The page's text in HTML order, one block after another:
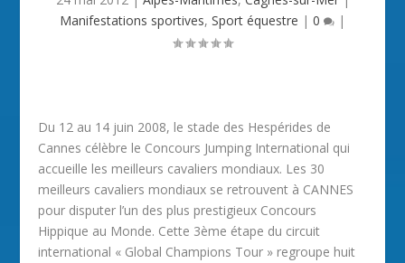
Manifestations sportives, Sport équestre | 0 |
Du 12 au 14 juin 2008, le stade des Hespérides de
Cannes célèbre le Concours Jumping International qui
accueille les meilleurs cavaliers mondiaux. Les 30
meilleurs cavaliers mondiaux se retrouvent à CANNES
pour disputer l’un des plus prestigieux Concours
Hippique au Monde. Cette 3ème étape du circuit
international « Global Champions Tour » regroupe huit